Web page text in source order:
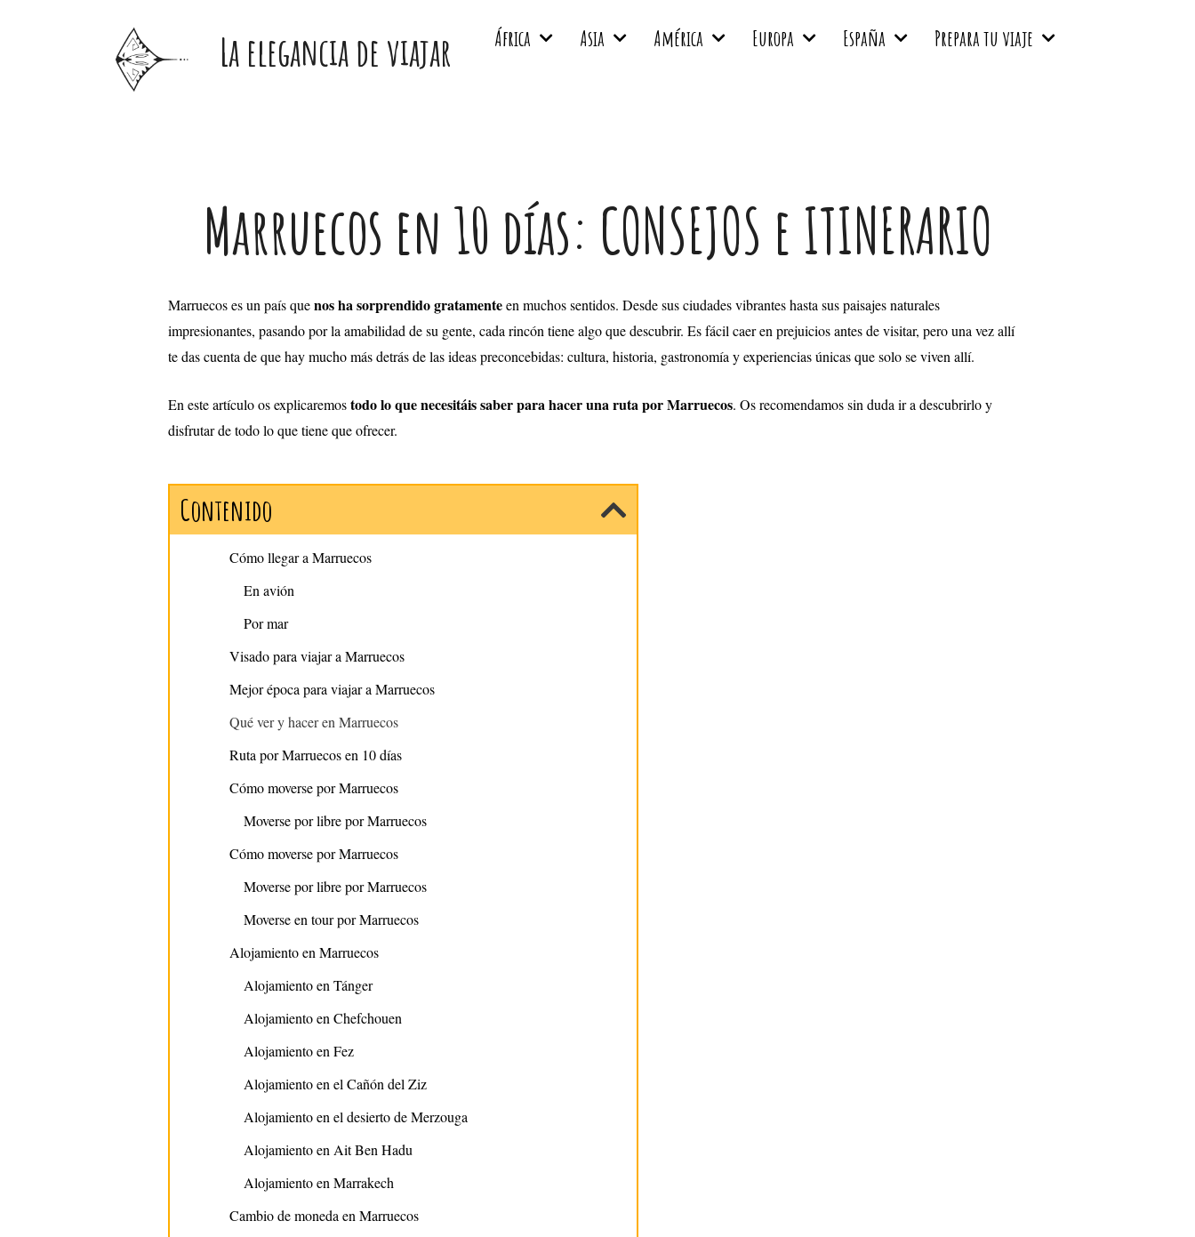
La elegancia de viajar África Asia América Europa España Prepara tu viaje
Marruecos en 10 días: CONSEJOS e ITINERARIO
Marruecos es un país quenos ha sorprendido gratamenteen muchos sentidos. Desde sus ciudades vibrantes hasta sus paisajes naturales
impresionantes, pasando por la amabilidad de su gente, cada rincón tiene algo que descubrir. Es fácil caer en prejuicios antes de visitar, pero una vez allí
te das cuenta de que hay mucho más detrás de las ideas preconcebidas: cultura, historia, gastronomía y experiencias únicas que solo se viven allí.
En este artículo os explicaremostodo lo que necesitáis saber para hacer una ruta por Marruecos. Os recomendamos sin duda ir a descubrirlo y
disfrutar de todo lo que tiene que ofrecer.
Contenido
Cómo llegar a Marruecos
En avión
Por mar
Visado para viajar a Marruecos
Mejor época para viajar a Marruecos
Qué ver y hacer en Marruecos
Ruta por Marruecos en 10 días
Cómo moverse por Marruecos
Moverse por libre por Marruecos
Cómo moverse por Marruecos
Moverse por libre por Marruecos
Moverse en tour por Marruecos
Alojamiento en Marruecos
Alojamiento en Tánger
Alojamiento en Chefchouen
Alojamiento en Fez
Alojamiento en el Cañón del Ziz
Alojamiento en el desierto de Merzouga
Alojamiento en Ait Ben Hadu
Alojamiento en Marrakech
Cambio de moneda en Marruecos